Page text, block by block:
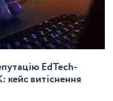
EdTech-
кейс витіснення